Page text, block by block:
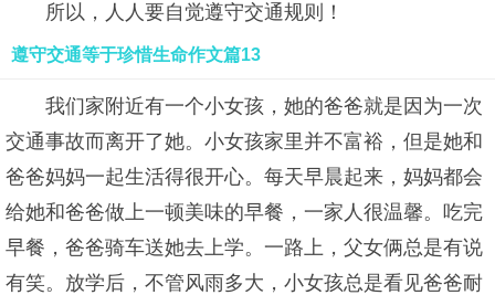
所以，人人要自觉遵守交通规则！
遵守交通等于珍惜生命作文篇13
我们家附近有一个小女孩，她的爸爸就是因为一次
交通事故而离开了她。小女孩家里并不富裕，但是她和
爸爸妈妈一起生活得很开心。每天早晨起来，妈妈都会
给她和爸爸做上一顿美味的早餐，一家人很温馨。吃完
早餐，爸爸骑车送她去上学。一路上，父女俩总是有说
有笑。放学后，不管风雨多大，小女孩总是看见爸爸耐